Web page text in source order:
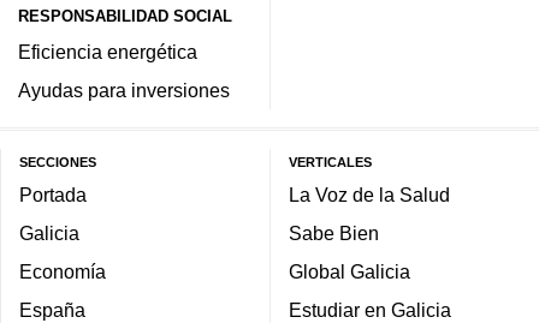
RESPONSABILIDAD SOCIAL
Eficiencia energética
Ayudas para inversiones
SECCIONES
Portada
Galicia
Economía
España
VERTICALES
La Voz de la Salud
Sabe Bien
Global Galicia
Estudiar en Galicia